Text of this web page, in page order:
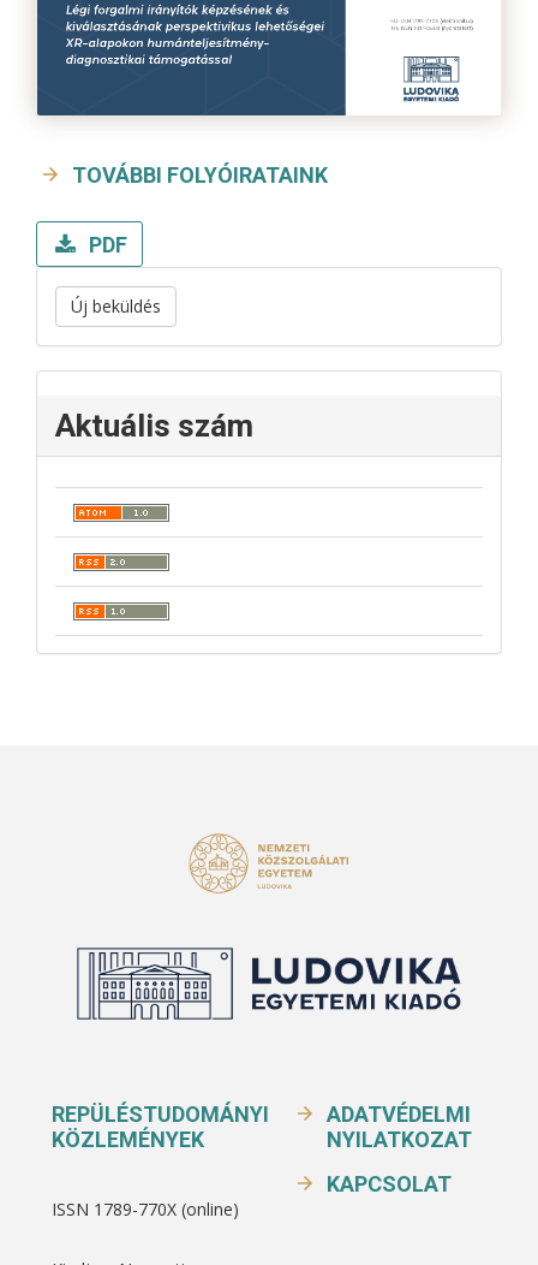
TOVÁBBI FOLYÓIRATAINK
PDF
Új beküldés
Aktuális szám
REPÜLÉSTUDOMÁNYI
KÖZLEMÉNYEK
ISSN 1789-770X (online)
ADATVÉDELMI
NYILATKOZAT
KAPCSOLAT